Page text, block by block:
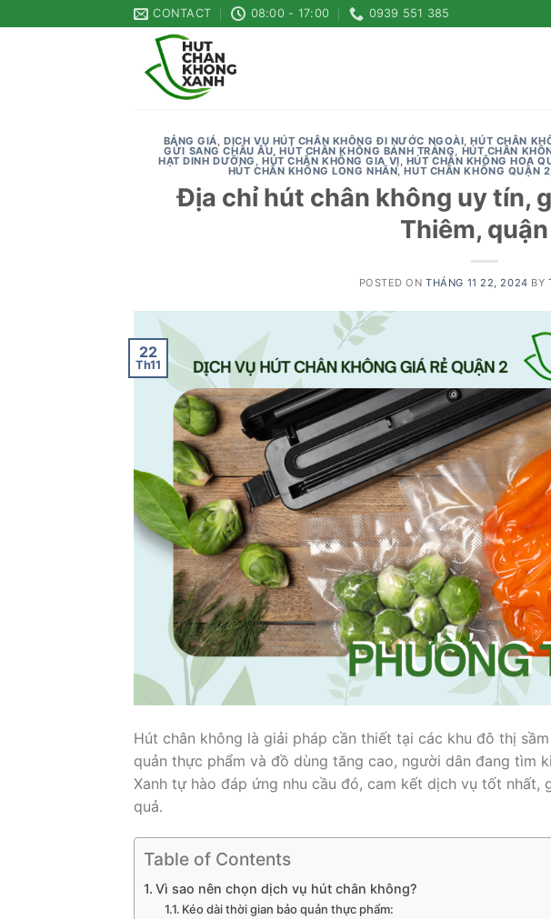
to
CONTACT 08:00 - 17:00 0939 551 385
BẢNG GIÁ,DỊCH VỤ HÚT CHÂN KHÔNG ĐI NƯỚC NGOÀI,HÚT CHÂN
GỬI SANG CHÂU ÂU,HÚT CHÂN KHÔNG BÁNH TRÁNG, HÚT CHÂN
HẠT DINH DƯỠNG , HÚT CHÂN KHÔNG GIA VỊ, HÚT CHÂN KHÔNG HOA
HÚT CHÂN KHÔNG LONG NHÃN,HUT CHÂN KHÔNG QUẬN 2
Địa chỉ hút chân không uy tín,
Thiêm,
POSTED ONTHÁNG 11 22, 2024 BY
22
Th11
Hút chân không là giải pháp cần thiết tại các khu đô thị
quản thực phẩm và đồ dùng tăng cao, người dân đang tìm
Xanh tự hào đáp ứng nhu cầu đó, cam kết dịch vụ tốt nhất,
quả.
Table of Contents
Vì sao nên chọn dịch vụ hút chân không?
Kéo dài thời gian bảo quản thực phẩm: